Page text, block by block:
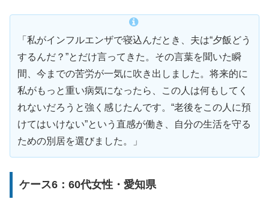
「私がインフルエンザで寝込んだとき、夫は“夕飯どう
するんだ？”とだけ言ってきた。その言葉を聞いた瞬
間、今までの苦労が一気に吹き出しました。将来的に
私がもっと重い病気になったら、この人は何もしてく
れないだろうと強く感じたんです。“老後をこの人に預
けてはいけない”という直感が働き、自分の生活を守る
ための別居を選びました。」
ケース6：60代女性・愛知県